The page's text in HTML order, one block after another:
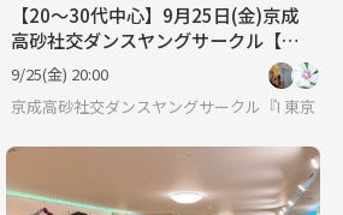
【20〜30代中心】9月25日(金)京成
高砂社交ダンスヤングサークル【初
心者🔰歓迎】
9/25(金) 20:00
京成高砂社交ダンスヤングサークル『HSDC』🔰
東京